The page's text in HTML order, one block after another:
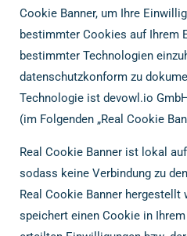
Cookie Banner, um Ihre
bestimmter Cookies auf Ihrem
bestimmter Technologien
datenschutzkonform zu
Technologie ist devowl.io
(im Folgenden „Real Cookie
Real Cookie Banner ist lokal
sodass keine Verbindung zu
Real Cookie Banner hergestellt
speichert einen Cookie in